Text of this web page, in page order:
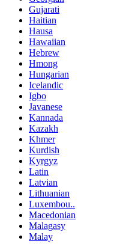
Gujarati
Haitian
Hausa
Hawaiian
Hebrew
Hmong
Hungarian
Icelandic
Igbo
Javanese
Kannada
Kazakh
Khmer
Kurdish
Kyrgyz
Latin
Latvian
Lithuanian
Luxembou..
Macedonian
Malagasy
Malay